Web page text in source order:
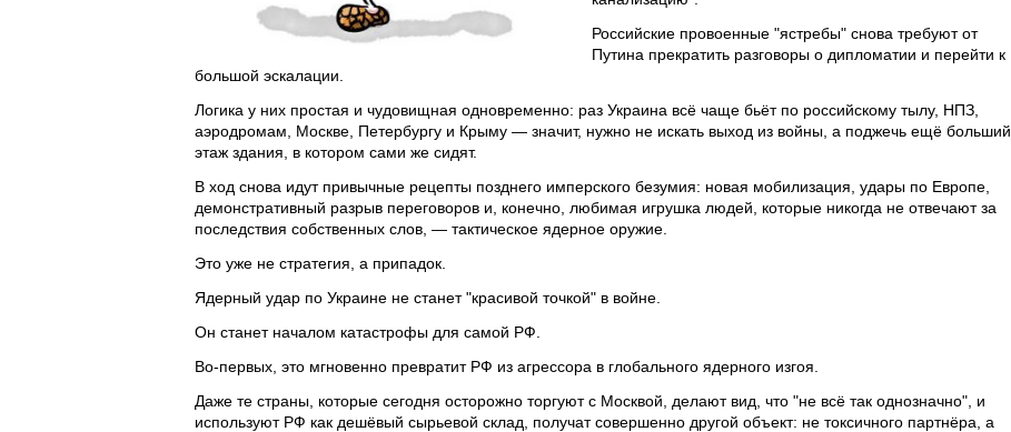
Российские провоенные "ястребы" снова требуют от
Путина прекратить разговоры о дипломатии и перейти к
большой эскалации.
Логика у них простая и чудовищная одновременно: раз Украина всё чаще бьёт по российскому тылу, НПЗ,
аэродромам, Москве, Петербургу и Крыму — значит, нужно не искать выход из войны, а поджечь ещё больший
этаж здания, в котором сами же сидят.
В ход снова идут привычные рецепты позднего имперского безумия: новая мобилизация, удары по Европе,
демонстративный разрыв переговоров и, конечно, любимая игрушка людей, которые никогда не отвечают за
последствия собственных слов, — тактическое ядерное оружие.
Это уже не стратегия, а припадок.
Ядерный удар по Украине не станет "красивой точкой" в войне.
Он станет началом катастрофы для самой РФ.
Во-первых, это мгновенно превратит РФ из агрессора в глобального ядерного изгоя.
Даже те страны, которые сегодня осторожно торгуют с Москвой, делают вид, что "не всё так однозначно", и
используют РФ как дешёвый сырьевой склад, получат совершенно другой объект: не токсичного партнёра, а